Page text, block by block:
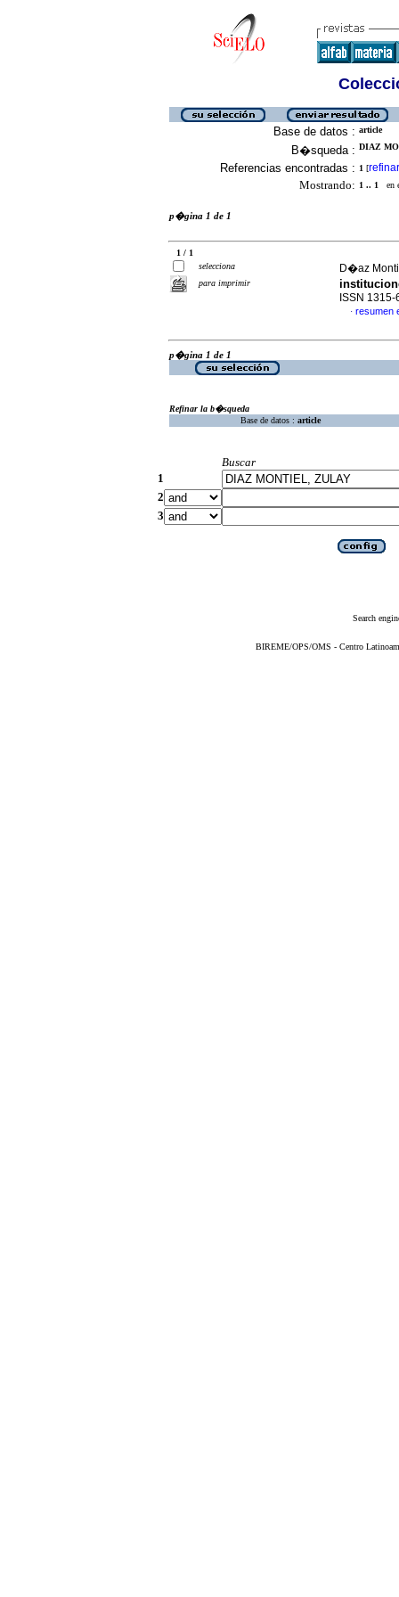
Base de datos : article
B�squeda : DIAZ
Referencias encontradas : 1 [refinar
Mostrando: 1 .. 1 en
p�gina 1 de 1
1 / 1
selecciona
para imprimir
D�az
ISSN 1315-
· resumen
p�gina 1 de 1
Refinar la b�squeda
Base de datos : article
Buscar
1
2
3
Search
BIREME/OPS/OMS - Centro